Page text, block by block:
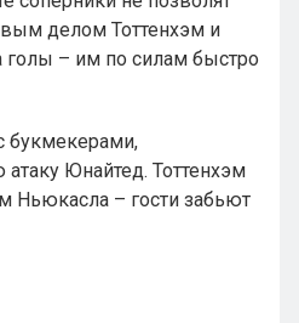
делом Тоттенхэм и
голы – им по силам быстро
букмекерами,
Юнайтед. Тоттенхэм
Ньюкасла – гости забьют